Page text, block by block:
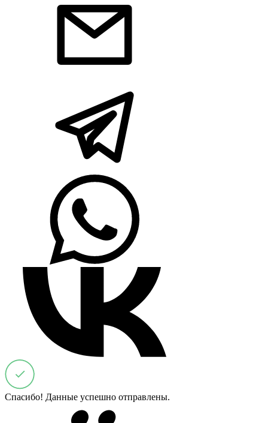
Спасибо! Данные успешно отправлены.